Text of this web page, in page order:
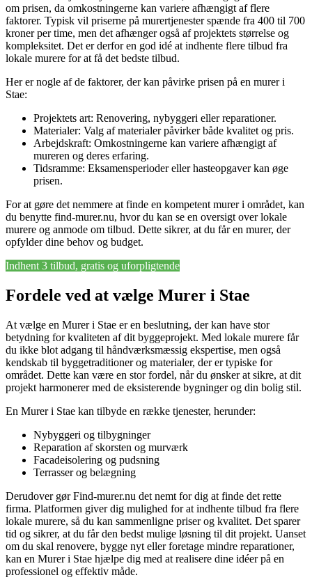
om prisen, da omkostningerne kan variere afhængigt af flere
faktorer. Typisk vil priserne på murertjenester spænde fra 400 til 700
kroner per time, men det afhænger også af projektets størrelse og
kompleksitet. Det er derfor en god idé at indhente flere tilbud fra
lokale murere for at få det bedste tilbud.
Her er nogle af de faktorer, der kan påvirke prisen på en murer i
Stae:
Projektets art: Renovering, nybyggeri eller reparationer.
Materialer: Valg af materialer påvirker både kvalitet og pris.
Arbejdskraft: Omkostningerne kan variere afhængigt af
mureren og deres erfaring.
Tidsramme: Eksamensperioder eller hasteopgaver kan øge
prisen.
For at gøre det nemmere at finde en kompetent murer i området, kan
du benytte find-murer.nu, hvor du kan se en oversigt over lokale
murere og anmode om tilbud. Dette sikrer, at du får en murer, der
opfylder dine behov og budget.
Indhent 3 tilbud, gratis og uforpligtende
Fordele ved at vælge Murer i Stae
At vælge en Murer i Stae er en beslutning, der kan have stor
betydning for kvaliteten af dit byggeprojekt. Med lokale murere får
du ikke blot adgang til håndværksmæssig ekspertise, men også
kendskab til byggetraditioner og materialer, der er typiske for
området. Dette kan være en stor fordel, når du ønsker at sikre, at dit
projekt harmonerer med de eksisterende bygninger og din bolig stil.
En Murer i Stae kan tilbyde en række tjenester, herunder:
Nybyggeri og tilbygninger
Reparation af skorsten og murværk
Facadeisolering og pudsning
Terrasser og belægning
Derudover gør Find-murer.nu det nemt for dig at finde det rette
firma. Platformen giver dig mulighed for at indhente tilbud fra flere
lokale murere, så du kan sammenligne priser og kvalitet. Det sparer
tid og sikrer, at du får den bedst mulige løsning til dit projekt. Uanset
om du skal renovere, bygge nyt eller foretage mindre reparationer,
kan en Murer i Stae hjælpe dig med at realisere dine idéer på en
professionel og effektiv måde.